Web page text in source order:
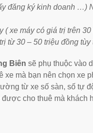
đăng ký kinh doanh …)
( xe máy có giá trị trên
từ 30 – 50 triệu đồng tùy
Biên sẽ phụ thuộc vào
xe mà bạn nên chọn xe
từ xe số sàn, số tự
cho thuê mà khách